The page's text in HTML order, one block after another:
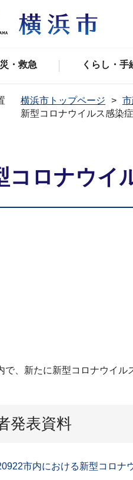
・救急 くらし・手
横浜市トップページ
新型コロナウイルス感染
コロナウイ
で、新たに新型コロナウイル
発表資料
市内における新型コロナ